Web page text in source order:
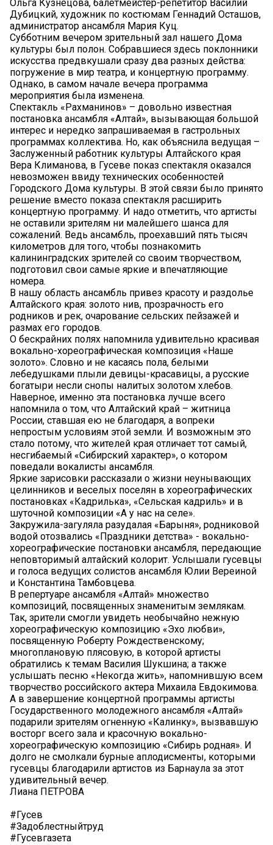
Ольга Кузнецова, балетмейстер-репетитор Василий
Дубицкий, художник по костюмам Геннадий Осташов,
администратор ансамбля Мария Куц.
Субботним вечером зрительный зал нашего Дома
культуры был полон. Собравшиеся здесь поклонники
искусства предвкушали сразу два разных действа:
погружение в мир театра, и концертную программу.
Однако, в самом начале вечера программа
мероприятия была изменена.
Спектакль «Рахманинов» – довольно известная
постановка ансамбля «Алтай», вызывающая большой
интерес и нередко запрашиваемая в гастрольных
программах коллектива. Но, как объяснила ведущая –
Заслуженный работник культуры Алтайского края
Вера Климанова, в Гусеве показ спектакля оказался
невозможен ввиду технических особенностей
Городского Дома культуры. В этой связи было принято
решение вместо показа спектакля расширить
концертную программу. И надо отметить, что артисты
не оставили зрителям ни малейшего шанса для
сожалений. Ведь ансамбль, проехавший пять тысяч
километров для того, чтобы познакомить
калининградских зрителей со своим творчеством,
подготовил свои самые яркие и впечатляющие
номера.
В нашу область ансамбль привез красоту и раздолье
Алтайского края: золото нив, прозрачность его
родников и рек, очарование сельских пейзажей и
размах его городов.
О бескрайних полях напомнила удивительно красивая
вокально-хореографическая композиция «Наше
золото». Словно и не касаясь пола, белыми
лебедушками плыли девицы-красавицы, а русские
богатыри несли снопы налитых золотом хлебов.
Наверное, именно эта постановка лучше всего
напомнила о том, что Алтайский край – житница
России, ставшая ею не благодаря, а вопреки
непростым условиям этой земли. И возможным это
стало потому, что жителей края отличает тот самый,
несгибаемый «Сибирский характер», о котором
поведали вокалисты ансамбля.
Яркие зарисовки рассказали о жизни неунывающих
целинников и веселых поселян в хореографических
постановках «Кадрилька», «Сельская кадриль» и в
шуточной композиции «А у нас на селе».
Закружила-загуляла разудалая «Барыня», родниковой
водой отозвались «Праздники детства» - вокально-
хореографические постановки ансамбля, передающие
неповторимый алтайский колорит. Услышали гусевцы
и голоса ведущих солистов ансамбля Юлии Вереиной
и Константина Тамбовцева.
В репертуаре ансамбля «Алтай» множество
композиций, посвященных знаменитым землякам.
Так, зрители смогли увидеть необычайно нежную
хореографическую композицию «Эхо любви»,
посвященную Роберту Рождественскому;
многоплановую плясовую, в которой артисты
обратились к темам Василия Шукшина; а также
услышать песню «Некогда жить», напомнившую всем
творчество российского актера Михаила Евдокимова.
А в завершение концертной программы артисты
Государственного молодежного ансамбля «Алтай»
подарили зрителям огненную «Калинку», вызвавшую
восторг всего зала и красочную вокально-
хореографическую композицию «Сибирь родная». И
долго не смолкали бурные аплодисменты, которыми
гусевцы благодарили артистов из Барнаула за этот
удивительный вечер.
Лиана ПЕТРОВА
#Гусев
#Задоблестныйтруд
#Гусевгазета